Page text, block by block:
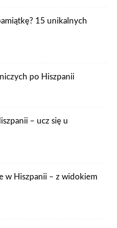
15 unikalnych
po Hiszpanii
– ucz się u
w Hiszpanii – z widokiem